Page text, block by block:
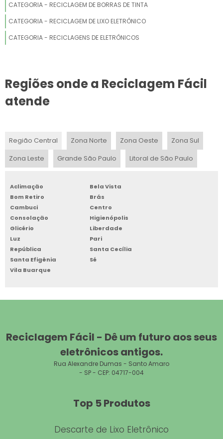
USINA DE RECICLAGEM DE ELETRÔNICOS
RECICLAGEM DE NOTEBOOK
EMPRESAS ESPECIALIZADAS EM LIXO ELETRÔNICO
VENDA DE SUCATA DE INFORMÁTICA SP
SUCATA DE INFORMÁTICA PREÇO
EMPRESAS LOGÍSTICA REVERSA ELETRÔNICOS
EMPRESA DE RECICLAGEM DE PRODUTOS ELETRÔNICOS
DESCARTE APARELHOS ELETRÔNICOS
CENTRO DE COLETA DE LIXO ELETRÔNICO
VENDER SUCATA DE INFORMÁTICA
EMPRESA DE LOGÍSTICA REVERSA DE TI
SUCATA ELETRÔNICA
CATEGORIA - RECICLAGEM DE BORRAS DE TINTA
CATEGORIA - RECICLAGEM DE LIXO ELETRÔNICO
CATEGORIA - RECICLAGENS DE ELETRÔNICOS
Regiões onde a Reciclagem Fácil
atende
Região Central Zona Norte Zona Oeste
Zona Sul
Zona Leste
Grande São Paulo Litoral de São Paulo
Aclimação
Bela Vista
Bom Retiro
Brás
Cambuci
Centro
Consolação
Higienópolis
Glicério
Liberdade
Luz
Pari
República
Santa Cecília
Santa Efigênia
Sé
Vila Buarque
Reciclagem Fácil - Dê um futuro aos seus
eletrônicos antigos.
Rua Alexandre Dumas - Santo Amaro
- SP - CEP: 04717-004
Top 5 Produtos
Descarte de Lixo Eletrônico